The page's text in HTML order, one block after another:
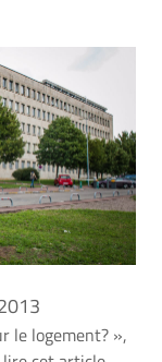
le logement? »,